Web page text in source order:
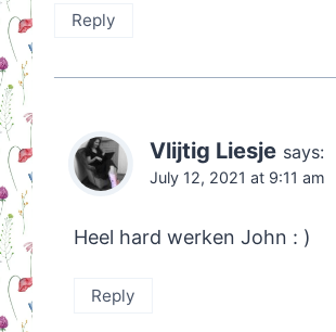
Reply
Vlijtig Liesje says:
July 12, 2021 at 9:11 am
Heel hard werken John : )
Reply